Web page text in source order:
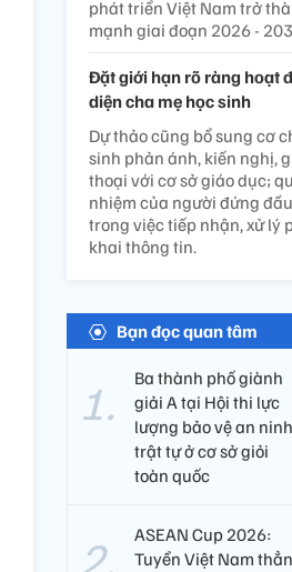
phát triển Việt Nam trở
mạnh giai đoạn 2026 -
Đặt giới hạn rõ ràng hoạt
diện cha mẹ học sinh
Dự thảo cũng bổ sung cơ
sinh phản ánh, kiến nghị,
thoại với cơ sở giáo dục;
nhiệm của người đứng
trong việc tiếp nhận, xử lý
khai thông tin.
Bạn đọc quan tâm
Ba thành phố giành
giải A tại Hội thi lực
lượng bảo vệ an
trật tự ở cơ sở giỏi
toàn quốc
ASEAN Cup 2026:
Tuyển Việt Nam